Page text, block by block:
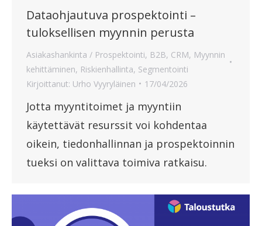
Dataohjautuva prospektointi –
tuloksellisen myynnin perusta
Asiakashankinta / Prospektointi, B2B, CRM, Myynnin
kehittäminen, Riskienhallinta, Segmentointi
Kirjoittanut: Urho Vyyryläinen 17/04/2026
Jotta myyntitoimet ja myyntiin
käytettävät resurssit voi kohdentaa
oikein, tiedonhallinnan ja prospektoinnin
tueksi on valittava toimiva ratkaisu.